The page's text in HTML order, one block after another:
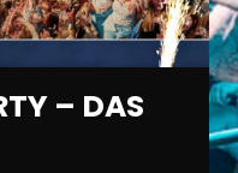
– DAS